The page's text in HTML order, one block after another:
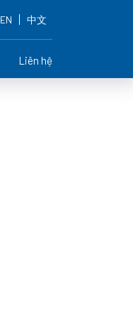
EN 中文
Liên hệ